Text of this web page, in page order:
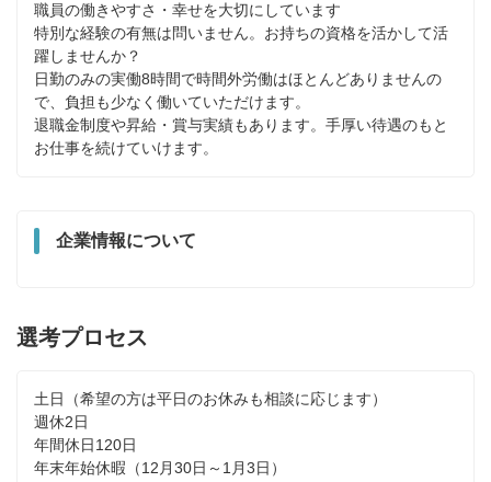
職員の働きやすさ・幸せを大切にしています
特別な経験の有無は問いません。お持ちの資格を活かして活
躍しませんか？
日勤のみの実働8時間で時間外労働はほとんどありませんの
で、負担も少なく働いていただけます。
退職金制度や昇給・賞与実績もあります。手厚い待遇のもと
お仕事を続けていけます。
企業情報について
選考プロセス
土日（希望の方は平日のお休みも相談に応じます）
週休2日
年間休日120日
年末年始休暇（12月30日～1月3日）